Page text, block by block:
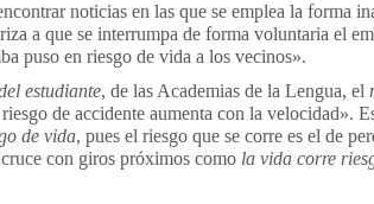
noticias en las que se emplea la forma
a que se interrumpa de forma voluntaria el
puso en riesgo de vida a los vecinos».
estudiante, de las Academias de la Lengua, el
de accidente aumenta con la velocidad».
de vida, pues el riesgo que se corre es el de
con giros próximos como la vida corre